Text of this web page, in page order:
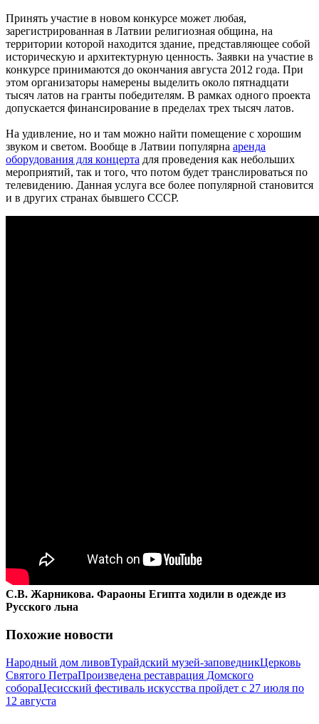
Принять участие в новом конкурсе может любая,
зарегистрированная в Латвии религиозная община, на
территории которой находится здание, представляющее собой
историческую и архитектурную ценность. Заявки на участие в
конкурсе принимаются до окончания августа 2012 года. При
этом организаторы намерены выделить около пятнадцати
тысяч латов на гранты победителям. В рамках одного проекта
допускается финансирование в пределах трех тысяч латов.
На удивление, но и там можно найти помещение с хорошим
звуком и светом. Вообще в Латвии популярна аренда
оборудования для концерта для проведения как небольших
мероприятий, так и того, что потом будет транслироваться по
телевидению. Данная услуга все более популярной становится
и в других странах бывшего СССР.
С.В. Жарникова. Фараоны Египта ходили в одежде из
Русского льна
Похожие новости
Народный дом ливовТурайдский музей-заповедникЦерковь
Святого ПетраПроизведена реставрация Домского
собораЦесисский фестиваль искусства пройдет с 27 июля по
12 августа